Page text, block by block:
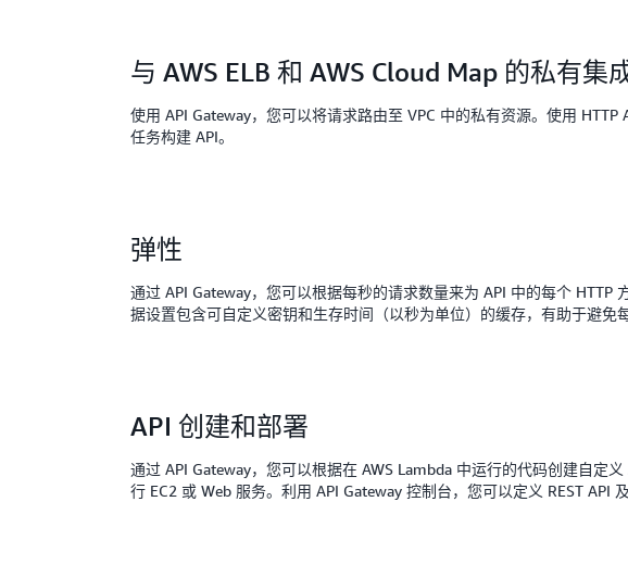
与 AWS ELB 和 AWS Cloud Map 的私有集
使用 API Gateway，您可以将请求路由至 VPC 中的私有资源。使用
任务构建 API。
弹性
通过 API Gateway，您可以根据每秒的请求数量来为 API 中的每个
据设置包含可自定义密钥和生存时间（以秒为单位）的缓存，有助于避免
API 创建和部署
通过 API Gateway，您可以根据在 AWS Lambda 中运行的代码创建自定
行 EC2 或 Web 服务。利用 API Gateway 控制台，您可以定义 REST API